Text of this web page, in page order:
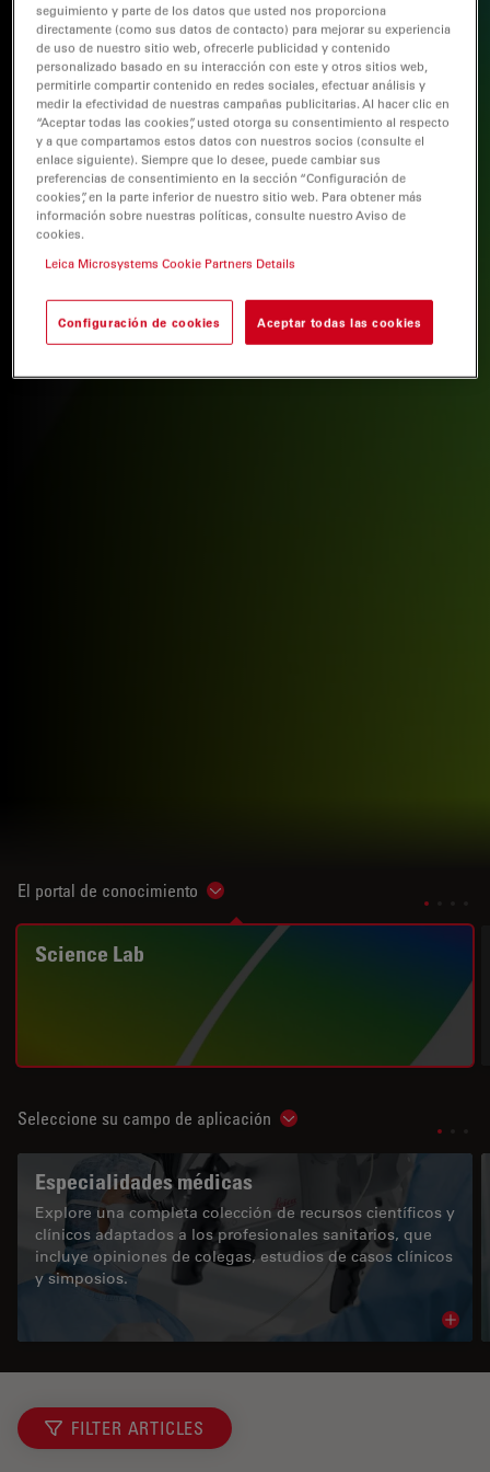
El portal de conocimiento Show subnavigation
Science Lab
Seleccione su campo de aplicación Show subnavigation
Especialidades médicas
Explore una completa colección de recursos científicos y
clínicos adaptados a los profesionales sanitarios, que
incluye opiniones de colegas, estudios de casos clínicos
y simposios.
FILTER ARTICLES
seguimiento y parte de los datos que usted nos proporciona
directamente (como sus datos de contacto) para mejorar su experiencia
de uso de nuestro sitio web, ofrecerle publicidad y contenido
personalizado basado en su interacción con este y otros sitios web,
permitirle compartir contenido en redes sociales, efectuar análisis y
medir la efectividad de nuestras campañas publicitarias. Al hacer clic en
“Aceptar todas las cookies”, usted otorga su consentimiento al respecto
y a que compartamos estos datos con nuestros socios (consulte el
enlace siguiente). Siempre que lo desee, puede cambiar sus
preferencias de consentimiento en la sección “Configuración de
cookies”, en la parte inferior de nuestro sitio web. Para obtener más
información sobre nuestras políticas, consulte nuestro Aviso de
cookies.
Leica Microsystems Cookie Partners Details
Configuración de cookies Aceptar todas las cookies